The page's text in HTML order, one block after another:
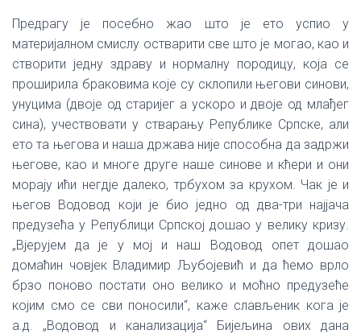
Предрагу је посебно жао што је ето успио у
материјалном смислу остварити све што је могао, као и
створити једну здраву и нормалну породицу, која се
проширила браковима које су склопили његови синови,
унуцима (двоје од старијег а ускоро и двоје од млађег
сина), учествовати у стварању Републике Српске, али
ето та његова и наша држава није способна да задржи
његове, као и многе друге наше синове и кћери и они
морају ићи негдје далеко, трбухом за крухом. Чак је и
његов Водовод који је био једно од два-три најјача
предузећа у Републици Српској дошао у велику кризу.
„Вјерујем да је у мој и наш Водовод опет дошао
домаћин човјек Владимир Љубојевић и да ћемо врло
брзо поново постати оно велико и моћно предузеће
којим смо се сви поносили“, каже слављеник кога је
а.д. „Водовод и канализација“ Бијељина ових дана